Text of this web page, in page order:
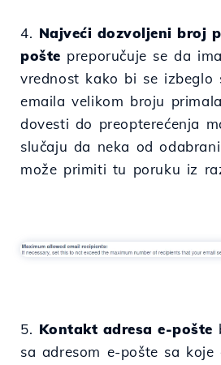
4. Najveći dozvoljeni broj
pošte preporučuje se da
vrednost kako bi se izbeglo
emaila velikom broju
dovesti do preopterećenja
slučaju da neka od
može primiti tu poruku iz
5. Kontakt adresa e-pošte
sa adresom e-pošte sa koje